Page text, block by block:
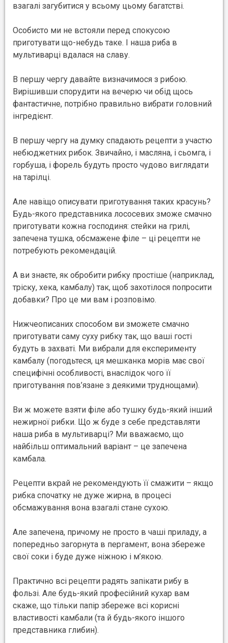
взагалі загубитися у всьому цьому багатстві.
Особисто ми не встояли перед спокусою
приготувати що-небудь таке. І наша риба в
мультиварці вдалася на славу.
В першу чергу давайте визначимося з рибою.
Вирішивши спорудити на вечерю чи обід щось
фантастичне, потрібно правильно вибрати головний
інгредієнт.
В першу чергу на думку спадають рецепти з участю
небюджетних рибок. Звичайно, і масляна, і сьомга, і
горбуша, і форель будуть просто чудово виглядати
на тарілці.
Але навіщо описувати приготування таких красунь?
Будь-якого представника лососевих зможе смачно
приготувати кожна господиня: стейки на грилі,
запечена тушка, обсмажене філе – ці рецепти не
потребують рекомендацій.
А ви знаєте, як обробити рибку простіше (наприклад,
тріску, хека, камбалу) так, щоб захотілося попросити
добавки? Про це ми вам і розповімо.
Нижчеописаних способом ви зможете смачно
приготувати саму суху рибку так, що ваші гості
будуть в захваті. Ми вибрали для експерименту
камбалу (погодьтеся, ця мешканка морів має свої
специфічні особливості, внаслідок чого її
приготування пов’язане з деякими труднощами).
Ви ж можете взяти філе або тушку будь-який інший
нежирної рибки. Що ж буде з себе представляти
наша риба в мультиварці? Ми вважаємо, що
найбільш оптимальний варіант – це запечена
камбала.
Рецепти вкрай не рекомендують її смажити – якщо
рибка спочатку не дуже жирна, в процесі
обсмажування вона взагалі стане сухою.
Але запечена, причому не просто в чаші приладу, а
попередньо загорнута в пергамент, вона збереже
свої соки і буде дуже ніжною і м’якою.
Практично всі рецепти радять запікати рибу в
фользі. Але будь-який професійний кухар вам
скаже, що тільки папір збереже всі корисні
властивості камбали (та й будь-якого іншого
представника глибин).